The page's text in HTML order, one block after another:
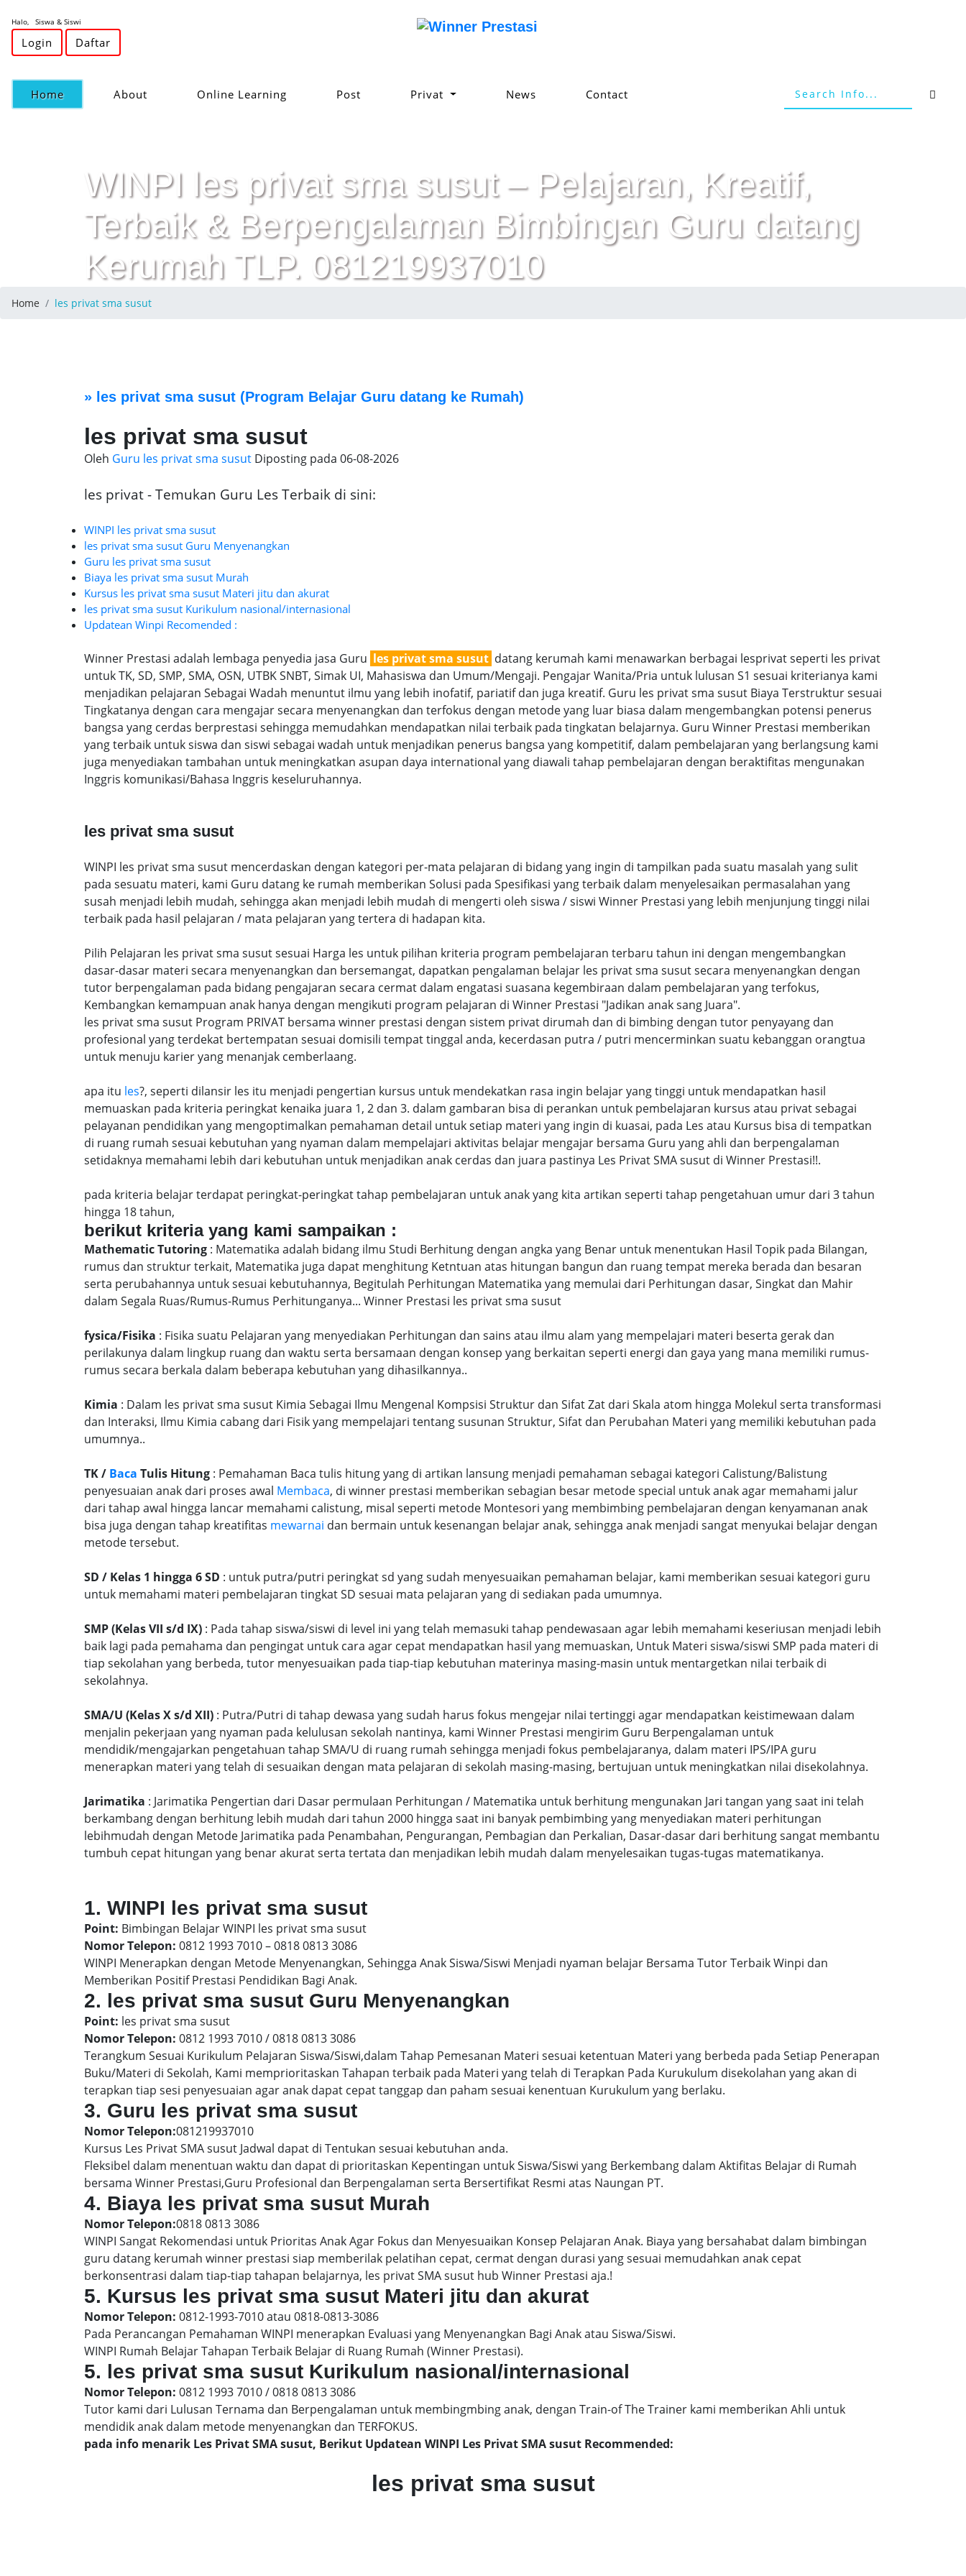
Halo, Siswa & Siswi
Login Daftar
Home(current) About Online Learning Post Privat News Contact
WINPI les privat sma susut – Pelajaran, Kreatif,
Terbaik & Berpengalaman Bimbingan Guru datang
Kerumah TLP. 081219937010
Home les privat sma susut
» les privat sma susut (Program Belajar Guru datang ke Rumah)
les privat sma susut
Oleh Guru les privat sma susut Diposting pada 06-08-2026
les privat - Temukan Guru Les Terbaik di sini:
WINPI les privat sma susut
les privat sma susut Guru Menyenangkan
Guru les privat sma susut
Biaya les privat sma susut Murah
Kursus les privat sma susut Materi jitu dan akurat
les privat sma susut Kurikulum nasional/internasional
Updatean Winpi Recomended :
Winner Prestasi adalah lembaga penyedia jasa Guru les privat sma susut datang kerumah kami menawarkan berbagai lesprivat seperti les privat
untuk TK, SD, SMP, SMA, OSN, UTBK SNBT, Simak UI, Mahasiswa dan Umum/Mengaji. Pengajar Wanita/Pria untuk lulusan S1 sesuai kriterianya kami
menjadikan pelajaran Sebagai Wadah menuntut ilmu yang lebih inofatif, pariatif dan juga kreatif. Guru les privat sma susut Biaya Terstruktur sesuai
Tingkatanya dengan cara mengajar secara menyenangkan dan terfokus dengan metode yang luar biasa dalam mengembangkan potensi penerus
bangsa yang cerdas berprestasi sehingga memudahkan mendapatkan nilai terbaik pada tingkatan belajarnya. Guru Winner Prestasi memberikan
yang terbaik untuk siswa dan siswi sebagai wadah untuk menjadikan penerus bangsa yang kompetitif, dalam pembelajaran yang berlangsung kami
juga menyediakan tambahan untuk meningkatkan asupan daya international yang diawali tahap pembelajaran dengan beraktifitas mengunakan
Inggris komunikasi/Bahasa Inggris keseluruhannya.
les privat sma susut
WINPI les privat sma susut mencerdaskan dengan kategori per-mata pelajaran di bidang yang ingin di tampilkan pada suatu masalah yang sulit
pada sesuatu materi, kami Guru datang ke rumah memberikan Solusi pada Spesifikasi yang terbaik dalam menyelesaikan permasalahan yang
susah menjadi lebih mudah, sehingga akan menjadi lebih mudah di mengerti oleh siswa / siswi Winner Prestasi yang lebih menjunjung tinggi nilai
terbaik pada hasil pelajaran / mata pelajaran yang tertera di hadapan kita.
Pilih Pelajaran les privat sma susut sesuai Harga les untuk pilihan kriteria program pembelajaran terbaru tahun ini dengan mengembangkan
dasar-dasar materi secara menyenangkan dan bersemangat, dapatkan pengalaman belajar les privat sma susut secara menyenangkan dengan
tutor berpengalaman pada bidang pengajaran secara cermat dalam engatasi suasana kegembiraan dalam pembelajaran yang terfokus,
Kembangkan kemampuan anak hanya dengan mengikuti program pelajaran di Winner Prestasi "Jadikan anak sang Juara".
les privat sma susut Program PRIVAT bersama winner prestasi dengan sistem privat dirumah dan di bimbing dengan tutor penyayang dan
profesional yang terdekat bertempatan sesuai domisili tempat tinggal anda, kecerdasan putra / putri mencerminkan suatu kebanggan orangtua
untuk menuju karier yang menanjak cemberlaang.
apa itu les?, seperti dilansir les itu menjadi pengertian kursus untuk mendekatkan rasa ingin belajar yang tinggi untuk mendapatkan hasil
memuaskan pada kriteria peringkat kenaika juara 1, 2 dan 3. dalam gambaran bisa di perankan untuk pembelajaran kursus atau privat sebagai
pelayanan pendidikan yang mengoptimalkan pemahaman detail untuk setiap materi yang ingin di kuasai, pada Les atau Kursus bisa di tempatkan
di ruang rumah sesuai kebutuhan yang nyaman dalam mempelajari aktivitas belajar mengajar bersama Guru yang ahli dan berpengalaman
setidaknya memahami lebih dari kebutuhan untuk menjadikan anak cerdas dan juara pastinya Les Privat SMA susut di Winner Prestasi!!.
pada kriteria belajar terdapat peringkat-peringkat tahap pembelajaran untuk anak yang kita artikan seperti tahap pengetahuan umur dari 3 tahun
hingga 18 tahun,
berikut kriteria yang kami sampaikan :
Mathematic Tutoring : Matematika adalah bidang ilmu Studi Berhitung dengan angka yang Benar untuk menentukan Hasil Topik pada Bilangan,
rumus dan struktur terkait, Matematika juga dapat menghitung Ketntuan atas hitungan bangun dan ruang tempat mereka berada dan besaran
serta perubahannya untuk sesuai kebutuhannya, Begitulah Perhitungan Matematika yang memulai dari Perhitungan dasar, Singkat dan Mahir
dalam Segala Ruas/Rumus-Rumus Perhitunganya... Winner Prestasi les privat sma susut
fysica/Fisika : Fisika suatu Pelajaran yang menyediakan Perhitungan dan sains atau ilmu alam yang mempelajari materi beserta gerak dan
perilakunya dalam lingkup ruang dan waktu serta bersamaan dengan konsep yang berkaitan seperti energi dan gaya yang mana memiliki rumus-
rumus secara berkala dalam beberapa kebutuhan yang dihasilkannya..
Kimia : Dalam les privat sma susut Kimia Sebagai Ilmu Mengenal Kompsisi Struktur dan Sifat Zat dari Skala atom hingga Molekul serta transformasi
dan Interaksi, Ilmu Kimia cabang dari Fisik yang mempelajari tentang susunan Struktur, Sifat dan Perubahan Materi yang memiliki kebutuhan pada
umumnya..
TK / Baca Tulis Hitung : Pemahaman Baca tulis hitung yang di artikan lansung menjadi pemahaman sebagai kategori Calistung/Balistung
penyesuaian anak dari proses awal Membaca, di winner prestasi memberikan sebagian besar metode special untuk anak agar memahami jalur
dari tahap awal hingga lancar memahami calistung, misal seperti metode Montesori yang membimbing pembelajaran dengan kenyamanan anak
bisa juga dengan tahap kreatifitas mewarnai dan bermain untuk kesenangan belajar anak, sehingga anak menjadi sangat menyukai belajar dengan
metode tersebut.
SD / Kelas 1 hingga 6 SD : untuk putra/putri peringkat sd yang sudah menyesuaikan pemahaman belajar, kami memberikan sesuai kategori guru
untuk memahami materi pembelajaran tingkat SD sesuai mata pelajaran yang di sediakan pada umumnya.
SMP (Kelas VII s/d IX) : Pada tahap siswa/siswi di level ini yang telah memasuki tahap pendewasaan agar lebih memahami keseriusan menjadi lebih
baik lagi pada pemahama dan pengingat untuk cara agar cepat mendapatkan hasil yang memuaskan, Untuk Materi siswa/siswi SMP pada materi di
tiap sekolahan yang berbeda, tutor menyesuaikan pada tiap-tiap kebutuhan materinya masing-masin untuk mentargetkan nilai terbaik di
sekolahnya.
SMA/U (Kelas X s/d XII) : Putra/Putri di tahap dewasa yang sudah harus fokus mengejar nilai tertinggi agar mendapatkan keistimewaan dalam
menjalin pekerjaan yang nyaman pada kelulusan sekolah nantinya, kami Winner Prestasi mengirim Guru Berpengalaman untuk
mendidik/mengajarkan pengetahuan tahap SMA/U di ruang rumah sehingga menjadi fokus pembelajaranya, dalam materi IPS/IPA guru
menerapkan materi yang telah di sesuaikan dengan mata pelajaran di sekolah masing-masing, bertujuan untuk meningkatkan nilai disekolahnya.
Jarimatika : Jarimatika Pengertian dari Dasar permulaan Perhitungan / Matematika untuk berhitung mengunakan Jari tangan yang saat ini telah
berkambang dengan berhitung lebih mudah dari tahun 2000 hingga saat ini banyak pembimbing yang menyediakan materi perhitungan
lebihmudah dengan Metode Jarimatika pada Penambahan, Pengurangan, Pembagian dan Perkalian, Dasar-dasar dari berhitung sangat membantu
tumbuh cepat hitungan yang benar akurat serta tertata dan menjadikan lebih mudah dalam menyelesaikan tugas-tugas matematikanya.
1. WINPI les privat sma susut
Point: Bimbingan Belajar WINPI les privat sma susut
Nomor Telepon: 0812 1993 7010 – 0818 0813 3086
WINPI Menerapkan dengan Metode Menyenangkan, Sehingga Anak Siswa/Siswi Menjadi nyaman belajar Bersama Tutor Terbaik Winpi dan
Memberikan Positif Prestasi Pendidikan Bagi Anak.
2. les privat sma susut Guru Menyenangkan
Point: les privat sma susut
Nomor Telepon: 0812 1993 7010 / 0818 0813 3086
Terangkum Sesuai Kurikulum Pelajaran Siswa/Siswi,dalam Tahap Pemesanan Materi sesuai ketentuan Materi yang berbeda pada Setiap Penerapan
Buku/Materi di Sekolah, Kami memprioritaskan Tahapan terbaik pada Materi yang telah di Terapkan Pada Kurukulum disekolahan yang akan di
terapkan tiap sesi penyesuaian agar anak dapat cepat tanggap dan paham sesuai kenentuan Kurukulum yang berlaku.
3. Guru les privat sma susut
Nomor Telepon:081219937010
Kursus Les Privat SMA susut Jadwal dapat di Tentukan sesuai kebutuhan anda.
Fleksibel dalam menentuan waktu dan dapat di prioritaskan Kepentingan untuk Siswa/Siswi yang Berkembang dalam Aktifitas Belajar di Rumah
bersama Winner Prestasi,Guru Profesional dan Berpengalaman serta Bersertifikat Resmi atas Naungan PT.
4. Biaya les privat sma susut Murah
Nomor Telepon:0818 0813 3086
WINPI Sangat Rekomendasi untuk Prioritas Anak Agar Fokus dan Menyesuaikan Konsep Pelajaran Anak. Biaya yang bersahabat dalam bimbingan
guru datang kerumah winner prestasi siap memberilak pelatihan cepat, cermat dengan durasi yang sesuai memudahkan anak cepat
berkonsentrasi dalam tiap-tiap tahapan belajarnya, les privat SMA susut hub Winner Prestasi aja.!
5. Kursus les privat sma susut Materi jitu dan akurat
Nomor Telepon: 0812-1993-7010 atau 0818-0813-3086
Pada Perancangan Pemahaman WINPI menerapkan Evaluasi yang Menyenangkan Bagi Anak atau Siswa/Siswi.
WINPI Rumah Belajar Tahapan Terbaik Belajar di Ruang Rumah (Winner Prestasi).
5. les privat sma susut Kurikulum nasional/internasional
Nomor Telepon: 0812 1993 7010 / 0818 0813 3086
Tutor kami dari Lulusan Ternama dan Berpengalaman untuk membingmbing anak, dengan Train-of The Trainer kami memberikan Ahli untuk
mendidik anak dalam metode menyenangkan dan TERFOKUS.
pada info menarik Les Privat SMA susut, Berikut Updatean WINPI Les Privat SMA susut Recommended:
les privat sma susut